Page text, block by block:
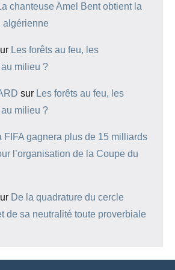
chanteuse Amel Bent obtient la
Les forêts au feu, les
milieu ?
sur Les forêts au feu, les
milieu ?
FIFA gagnera plus de 15 milliards
l’organisation de la Coupe du
De la quadrature du cercle
de sa neutralité toute proverbiale